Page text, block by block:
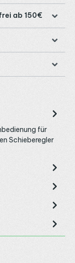
ab 150€
für
Schieberegler